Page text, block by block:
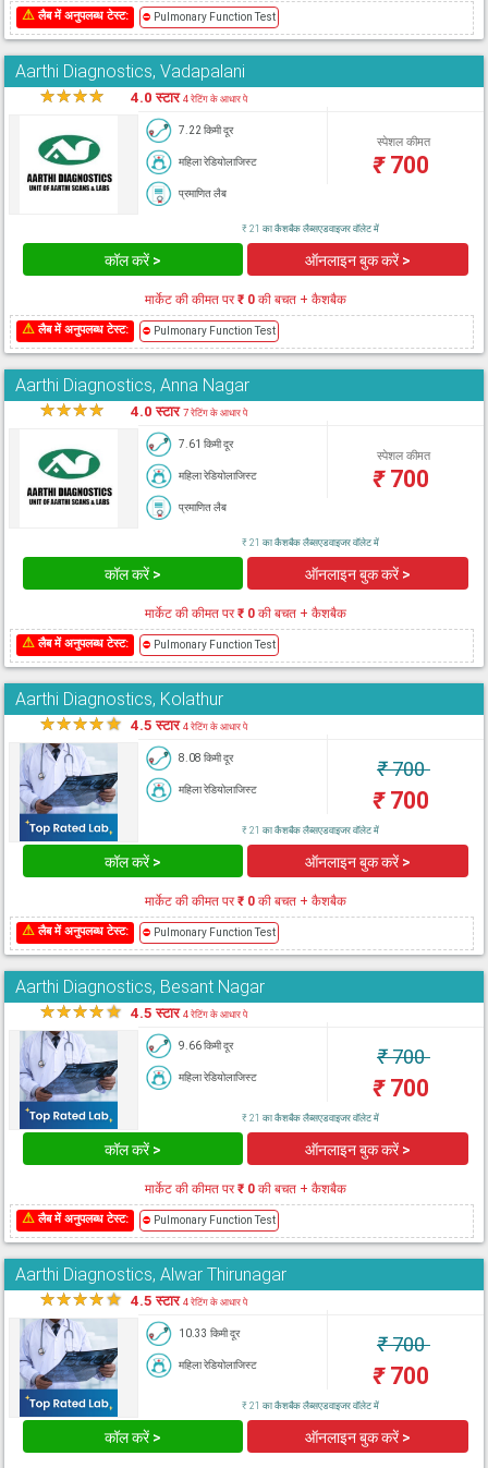
⚠लैब में अनुपलब्ध टेस्ट: ⛔ Pulmonary Function Test
Aarthi Diagnostics, Vadapalani
★★★★ 4.0 स्टार4 रेटिंग के आधार पे
7.22 किमी दूर
महिला रेडियोलाजिस्ट
प्रमाणित लैब
स्पेशल कीमत
₹700
₹ 21 का कैशबैक लैब्सएडवाइजर वॉलेट में
कॉल करें > ऑनलाइन बुक करें >
मार्केट की कीमत पर₹ 0की बचत + कैशबैक
⚠लैब में अनुपलब्ध टेस्ट: ⛔ Pulmonary Function Test
Aarthi Diagnostics, Anna Nagar
★★★★ 4.0 स्टार7 रेटिंग के आधार पे
7.61 किमी दूर
महिला रेडियोलाजिस्ट
प्रमाणित लैब
स्पेशल कीमत
₹700
₹ 21 का कैशबैक लैब्सएडवाइजर वॉलेट में
कॉल करें > ऑनलाइन बुक करें >
मार्केट की कीमत पर₹ 0की बचत + कैशबैक
⚠लैब में अनुपलब्ध टेस्ट: ⛔ Pulmonary Function Test
Aarthi Diagnostics, Kolathur
★★★★★ 4.5 स्टार4 रेटिंग के आधार पे
8.08 किमी दूर
महिला रेडियोलाजिस्ट
₹700
₹700
₹ 21 का कैशबैक लैब्सएडवाइजर वॉलेट में
कॉल करें > ऑनलाइन बुक करें >
मार्केट की कीमत पर₹ 0की बचत + कैशबैक
⚠लैब में अनुपलब्ध टेस्ट: ⛔ Pulmonary Function Test
Aarthi Diagnostics, Besant Nagar
★★★★★ 4.5 स्टार4 रेटिंग के आधार पे
9.66 किमी दूर
महिला रेडियोलाजिस्ट
₹700
₹700
₹ 21 का कैशबैक लैब्सएडवाइजर वॉलेट में
कॉल करें > ऑनलाइन बुक करें >
मार्केट की कीमत पर₹ 0की बचत + कैशबैक
⚠लैब में अनुपलब्ध टेस्ट: ⛔ Pulmonary Function Test
Aarthi Diagnostics, Alwar Thirunagar
★★★★★ 4.5 स्टार4 रेटिंग के आधार पे
10.33 किमी दूर
महिला रेडियोलाजिस्ट
₹700
₹700
₹ 21 का कैशबैक लैब्सएडवाइजर वॉलेट में
कॉल करें > ऑनलाइन बुक करें >